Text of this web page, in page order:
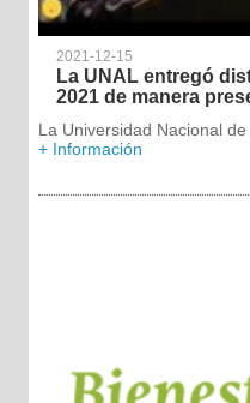
2021-12-15
La UNAL entregó
2021 de manera
La Universidad Nacional
+ Información